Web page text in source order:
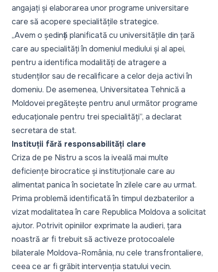
angajați și elaborarea unor programe universitare
care să acopere specialitățile strategice.
„Avem o ședință planificată cu universitățile din țară
care au specialități în domeniul mediului și al apei,
pentru a identifica modalități de atragere a
studenților sau de recalificare a celor deja activi în
domeniu. De asemenea, Universitatea Tehnică a
Moldovei pregătește pentru anul următor programe
educaționale pentru trei specialități”, a declarat
secretara de stat.
Instituții fără responsabilități clare
Criza de pe Nistru a scos la iveală mai multe
deficiențe birocratice și instituționale care au
alimentat panica în societate în zilele care au urmat.
Prima problemă identificată în timpul dezbaterilor a
vizat modalitatea în care Republica Moldova a solicitat
ajutor. Potrivit opiniilor exprimate la audieri, țara
noastră ar fi trebuit să activeze protocoalele
bilaterale Moldova-România, nu cele transfrontaliere,
ceea ce ar fi grăbit intervenția statului vecin.